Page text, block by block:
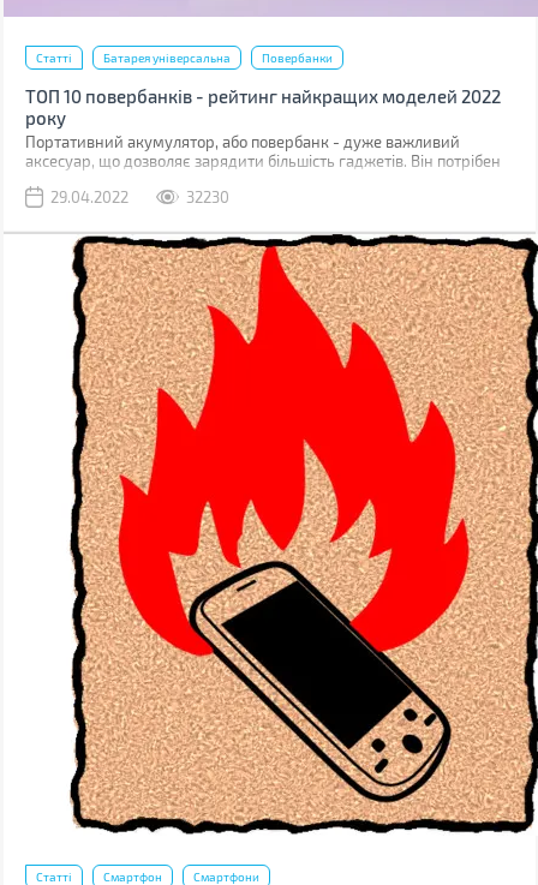
Статті Батарея універсальна Повербанки
ТОП 10 повербанків - рейтинг найкращих моделей 2022
року
Портативний акумулятор, або повербанк - дуже важливий
аксесуар, що дозволяє зарядити більшість гаджетів. Він потрібен
бойових дій. Недаремно волонтери постійно просять
Ми склали рейтинг з 10-ти цікавих моделей, кожну з яких можна
використовувати в різних ситуаціях.
29.04.2022 32230
Статті Смартфон Смартфони